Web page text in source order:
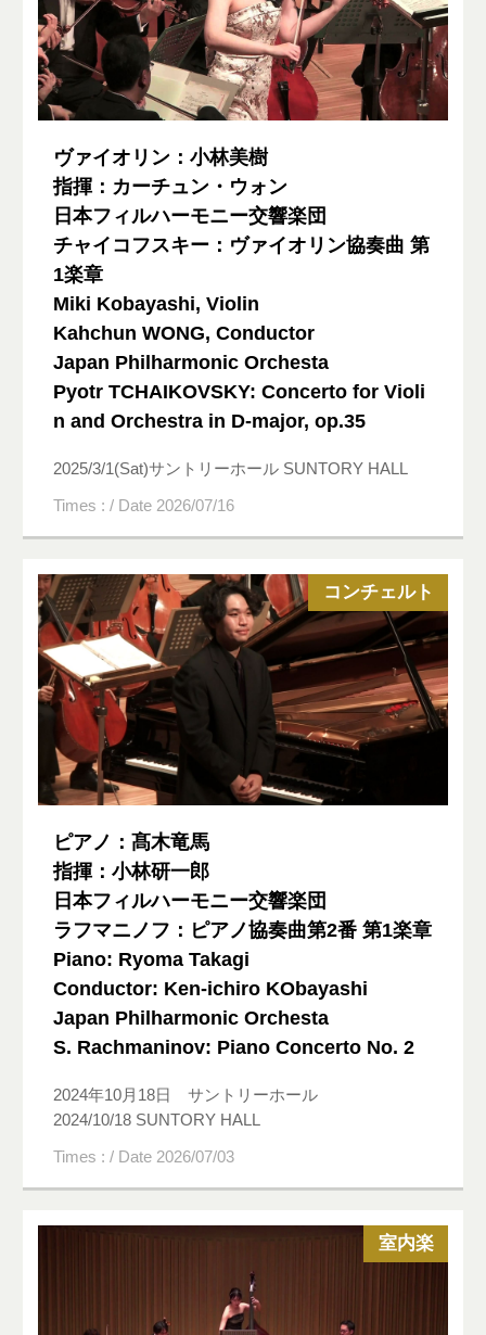
ヴァイオリン：小林美樹
指揮：カーチュン・ウォン
日本フィルハーモニー交響楽団
チャイコフスキー：ヴァイオリン協奏曲 第
1楽章
Miki Kobayashi, Violin
Kahchun WONG, Conductor
Japan Philharmonic Orchesta
Pyotr TCHAIKOVSKY: Concerto for Violi
n and Orchestra in D-major, op.35
2025/3/1(Sat)サントリーホール SUNTORY HALL
Times : / Date 2026/07/16
ピアノ：髙木竜馬
指揮：小林研一郎
日本フィルハーモニー交響楽団
ラフマニノフ：ピアノ協奏曲第2番 第1楽章
Piano: Ryoma Takagi
Conductor: Ken-ichiro KObayashi
Japan Philharmonic Orchesta
S. Rachmaninov: Piano Concerto No. 2
2024年10月18日 サントリーホール
2024/10/18 SUNTORY HALL
Times : / Date 2026/07/03
コンチェルト
室内楽